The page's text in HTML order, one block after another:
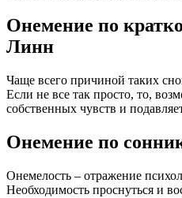
Онемение по
Линн
Чаще всего причиной таких
Если не все так просто, то,
собственных чувств и
Онемение по
Онемелость – отражение
Необходимость проснуться и